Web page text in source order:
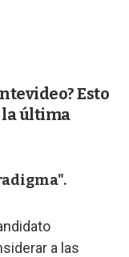
Esto
la última
a las